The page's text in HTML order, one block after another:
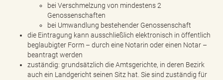
bei Verschmelzung von mindestens 2
Genossenschaften
bei Umwandlung bestehender Genossenschaft
die Eintragung kann ausschließlich elektronisch in öffentlich
beglaubigter Form – durch eine Notarin oder einen Notar –
beantragt werden
zuständig: grundsätzlich die Amtsgerichte, in deren Bezirk
auch ein Landgericht seinen Sitz hat. Sie sind zuständig für